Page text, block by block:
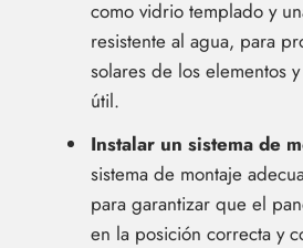
como vidrio templado y
resistente al agua, para
solares de los elementos
útil.
Instalar un sistema de
sistema de montaje
para garantizar que el
en la posición correcta y